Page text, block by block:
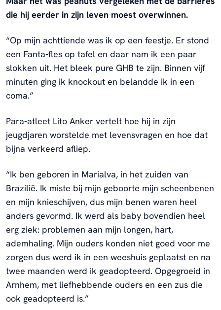
die hij eerder in zijn leven moest overwinnen.
“Op mijn achttiende was ik op een feestje. Er stond
een Fanta-fles op tafel en daar nam ik een paar
slokken uit. Het bleek pure GHB te zijn. Binnen vijf
minuten ging ik knockout en belandde ik in een
coma.”
Para-atleet Lito Anker vertelt hoe hij in zijn
jeugdjaren worstelde met levensvragen en hoe dat
bijna verkeerd afliep.
“Ik ben geboren in Marialva, in het zuiden van
Brazilië. Ik miste bij mijn geboorte mijn scheenbenen
en mijn knieschijven, dus mijn benen waren heel
anders gevormd. Ik werd als baby bovendien heel
erg ziek: problemen aan mijn longen, hart,
ademhaling. Mijn ouders konden niet goed voor me
zorgen dus werd ik in een weeshuis geplaatst en na
twee maanden werd ik geadopteerd. Opgegroeid in
Arnhem, met liefhebbende ouders en een zus die
ook geadopteerd is.”